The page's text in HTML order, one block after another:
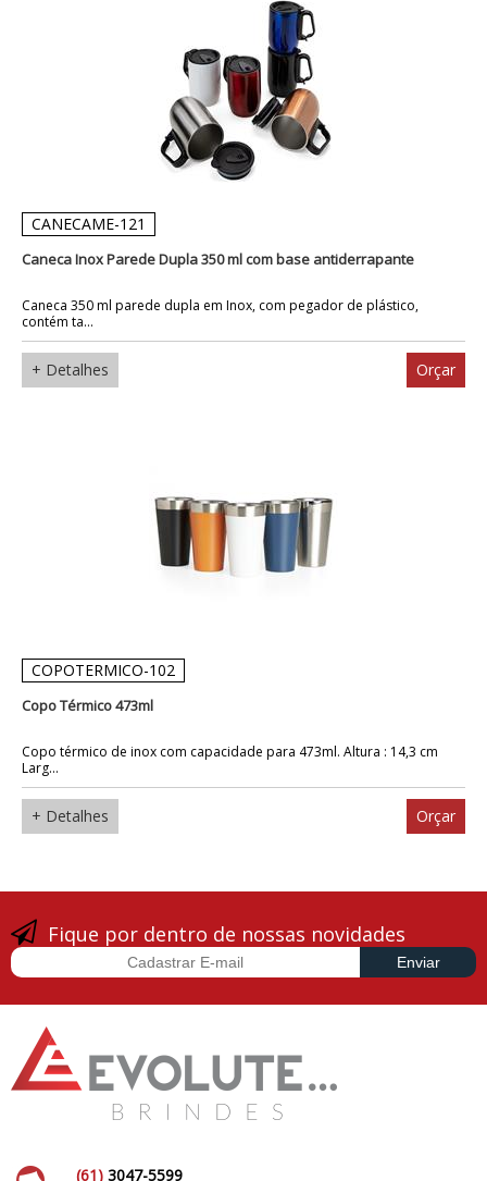
CANECAME-121
Caneca Inox Parede Dupla 350 ml com base antiderrapante
Caneca 350 ml parede dupla em Inox, com pegador de plástico,
contém ta...
+ Detalhes Orçar
COPOTERMICO-102
Copo Térmico 473ml
Copo térmico de inox com capacidade para 473ml. Altura : 14,3 cm
Larg...
+ Detalhes Orçar
Fique por dentro de nossas novidades
(61) 3047-5599